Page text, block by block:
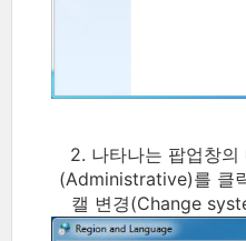
2. 나타나는 팝업창의
(Administrative)를 클
캘 변경(Change